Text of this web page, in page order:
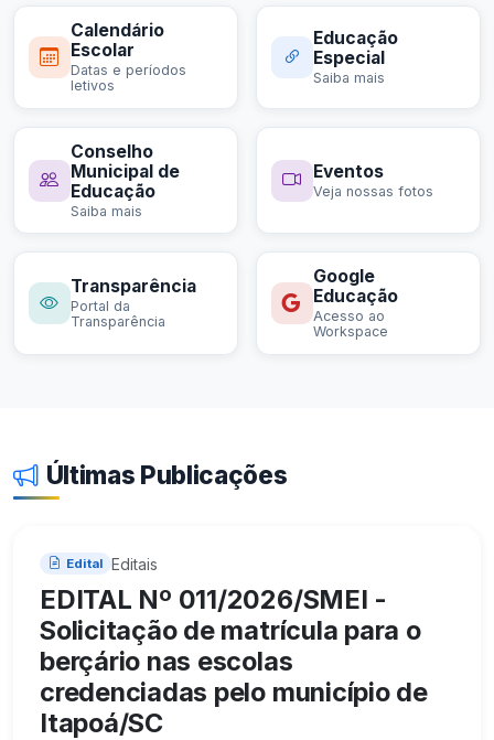
Calendário
Escolar
Datas e períodos
letivos
Educação
Especial
Saiba mais
Conselho
Municipal de
Educação
Saiba mais
Eventos
Veja nossas fotos
Transparência
Portal da
Transparência
Google
Educação
Acesso ao
Workspace
Últimas Publicações
Edital Editais
EDITAL Nº 011/2026/SMEI -
Solicitação de matrícula para o
berçário nas escolas
credenciadas pelo município de
Itapoá/SC